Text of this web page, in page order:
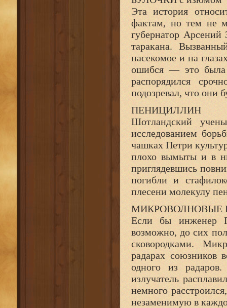
Эта история
фактам, но тем не
губернатор
таракана.
насекомое и на
ошибся — это была
распорядился
подозревал, что они
ПЕНИЦИЛЛИН
Шотландский
исследованием
чашках Петри
плохо вымыты и в
приглядевшись
погибли и
плесени молекулу
МИКРОВОЛНОВЫЕ
Если бы инженер
возможно, до сих
сковородками.
радарах союзников
одного из
излучатель
немного
незаменимую в